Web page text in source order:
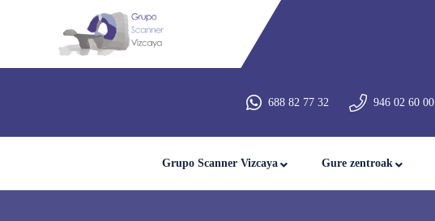
688 82 77 32 946 02 60 00
Grupo Scanner Vizcaya Gure zentroak